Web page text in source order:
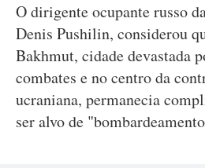
O dirigente ocupante russo
Denis Pushilin, considerou
Bakhmut, cidade devastada
combates e no centro da
ucraniana, permanecia
ser alvo de